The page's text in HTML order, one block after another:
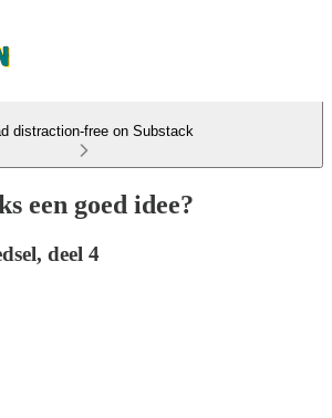
distraction-free on Substack
een goed idee?
deel 4